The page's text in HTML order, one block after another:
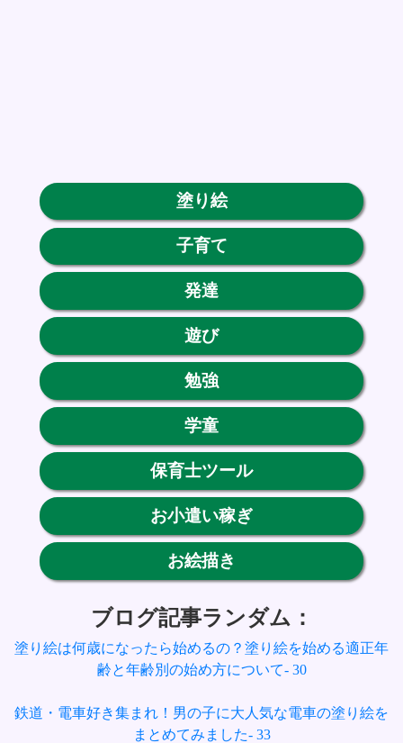
塗り絵
子育て
発達
遊び
勉強
学童
保育士ツール
お小遣い稼ぎ
お絵描き
ブログ記事ランダム：
塗り絵は何歳になったら始めるの？塗り絵を始める適正年
齢と年齢別の始め方について- 30
鉄道・電車好き集まれ！男の子に大人気な電車の塗り絵を
まとめてみました- 33